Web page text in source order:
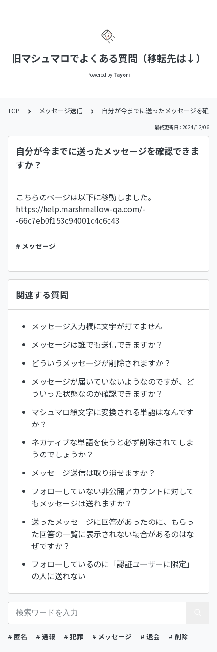
旧マシュマロでよくある質問（移転先は↓）
Powered by Tayori
TOP メッセージ送信 自分が今までに送ったメッセージを確
最終更新日 : 2024/12/06
自分が今までに送ったメッセージを確認できま
すか？
こちらのページは以下に移動しました。
https://help.marshmallow-qa.com/-
-66c7eb0f153c94001c4c6c43
# メッセージ
関連する質問
メッセージ入力欄に文字が打てません
メッセージは誰でも送信できますか？
どういうメッセージが削除されますか？
メッセージが届いていないようなのですが、ど
ういった状態なのか確認できますか？
マシュマロ絵文字に変換される単語はなんです
か？
ネガティブな単語を使うと必ず削除されてしま
うのでしょうか？
メッセージ送信は取り消せますか？
フォローしていない非公開アカウントに対して
もメッセージは送れますか？
送ったメッセージに回答があったのに、もらっ
た回答の一覧に表示されない場合があるのはな
ぜですか？
フォローしているのに「認証ユーザーに限定」
の人に送れない
# 匿名 # 通報 # 犯罪 # メッセージ # 退会
# 削除